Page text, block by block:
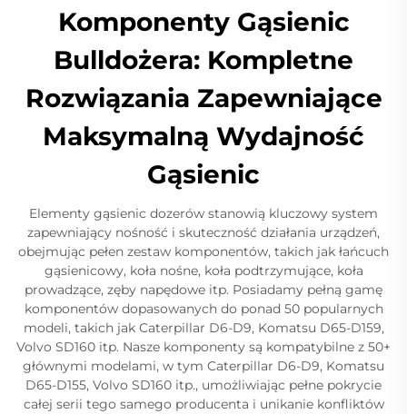
Komponenty Gąsienic
Bulldożera: Kompletne
Rozwiązania Zapewniające
Maksymalną Wydajność
Gąsienic
Elementy gąsienic dozerów stanowią kluczowy system
zapewniający nośność i skuteczność działania urządzeń,
obejmując pełen zestaw komponentów, takich jak łańcuch
gąsienicowy, koła nośne, koła podtrzymujące, koła
prowadzące, zęby napędowe itp. Posiadamy pełną gamę
komponentów dopasowanych do ponad 50 popularnych
modeli, takich jak Caterpillar D6-D9, Komatsu D65-D159,
Volvo SD160 itp. Nasze komponenty są kompatybilne z 50+
głównymi modelami, w tym Caterpillar D6-D9, Komatsu
D65-D155, Volvo SD160 itp., umożliwiając pełne pokrycie
całej serii tego samego producenta i unikanie konfliktów